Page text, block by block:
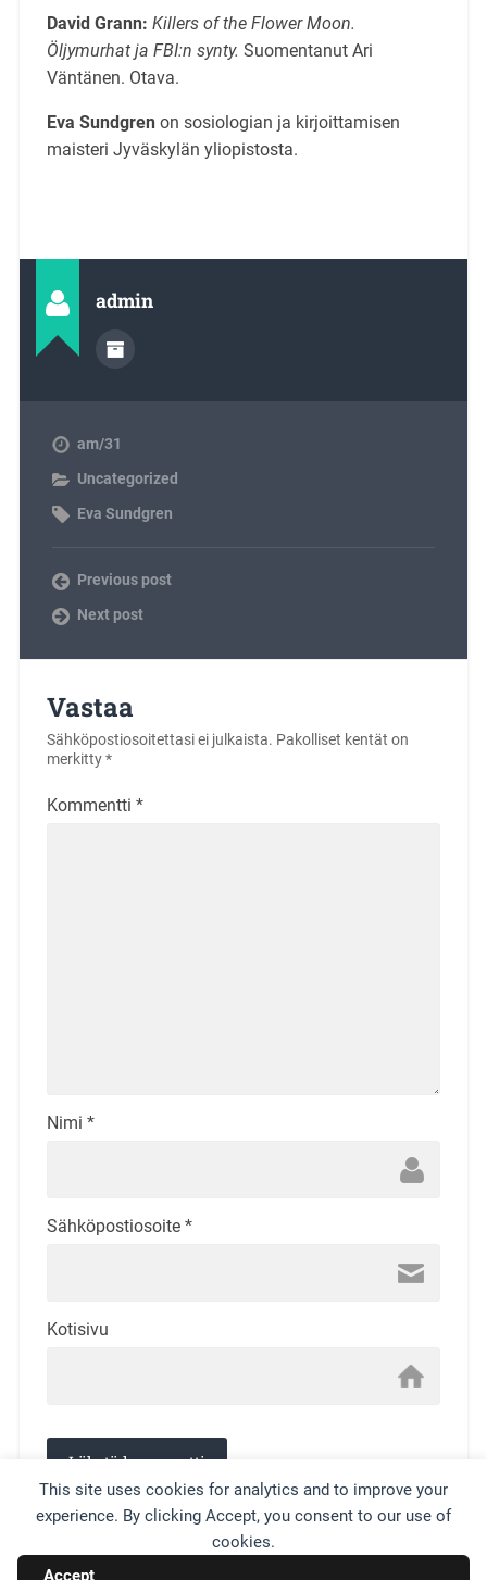
This site uses cookies for analytics and to improve your
experience. By clicking Accept, you consent to our use of
cookies.
Accept
David Grann: Killers of the Flower Moon.
Öljymurhat ja FBI:n synty. Suomentanut Ari
Väntänen. Otava.
Eva Sundgrenon sosiologian ja kirjoittamisen
maisteri Jyväskylän yliopistosta.
admin
am/31
Uncategorized
Eva Sundgren
Previous post
Next post
Vastaa
Sähköpostiosoitettasi ei julkaista. Pakolliset kentät on
merkitty*
Kommentti *
Nimi *
Sähköpostiosoite *
Kotisivu
This site uses Akismet to reduce spam.
comment data is processed.